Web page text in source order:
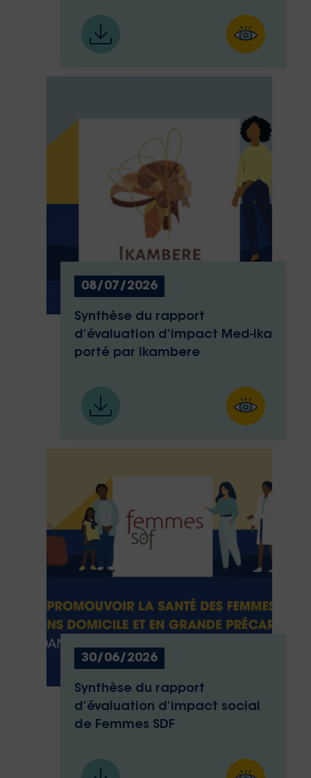
08/07/2026
Synthèse du rapport
d’évaluation d’impact Med-Ika
porté par Ikambere
30/06/2026
Synthèse du rapport
d’évaluation d’impact social
de Femmes SDF